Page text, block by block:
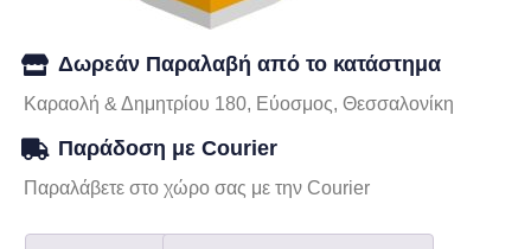
Δωρεάν Παραλαβή από το κατάστημα
Καραολή & Δημητρίου 180, Εύοσμος, Θεσσαλονίκη
Παράδοση με Courier
Παραλάβετε στο χώρο σας με την Courier